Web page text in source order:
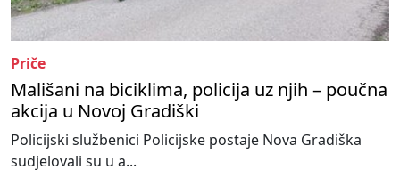
Priče
Mališani na biciklima, policija uz njih – poučna
akcija u Novoj Gradiški
Policijski službenici Policijske postaje Nova Gradiška
sudjelovali su u a...